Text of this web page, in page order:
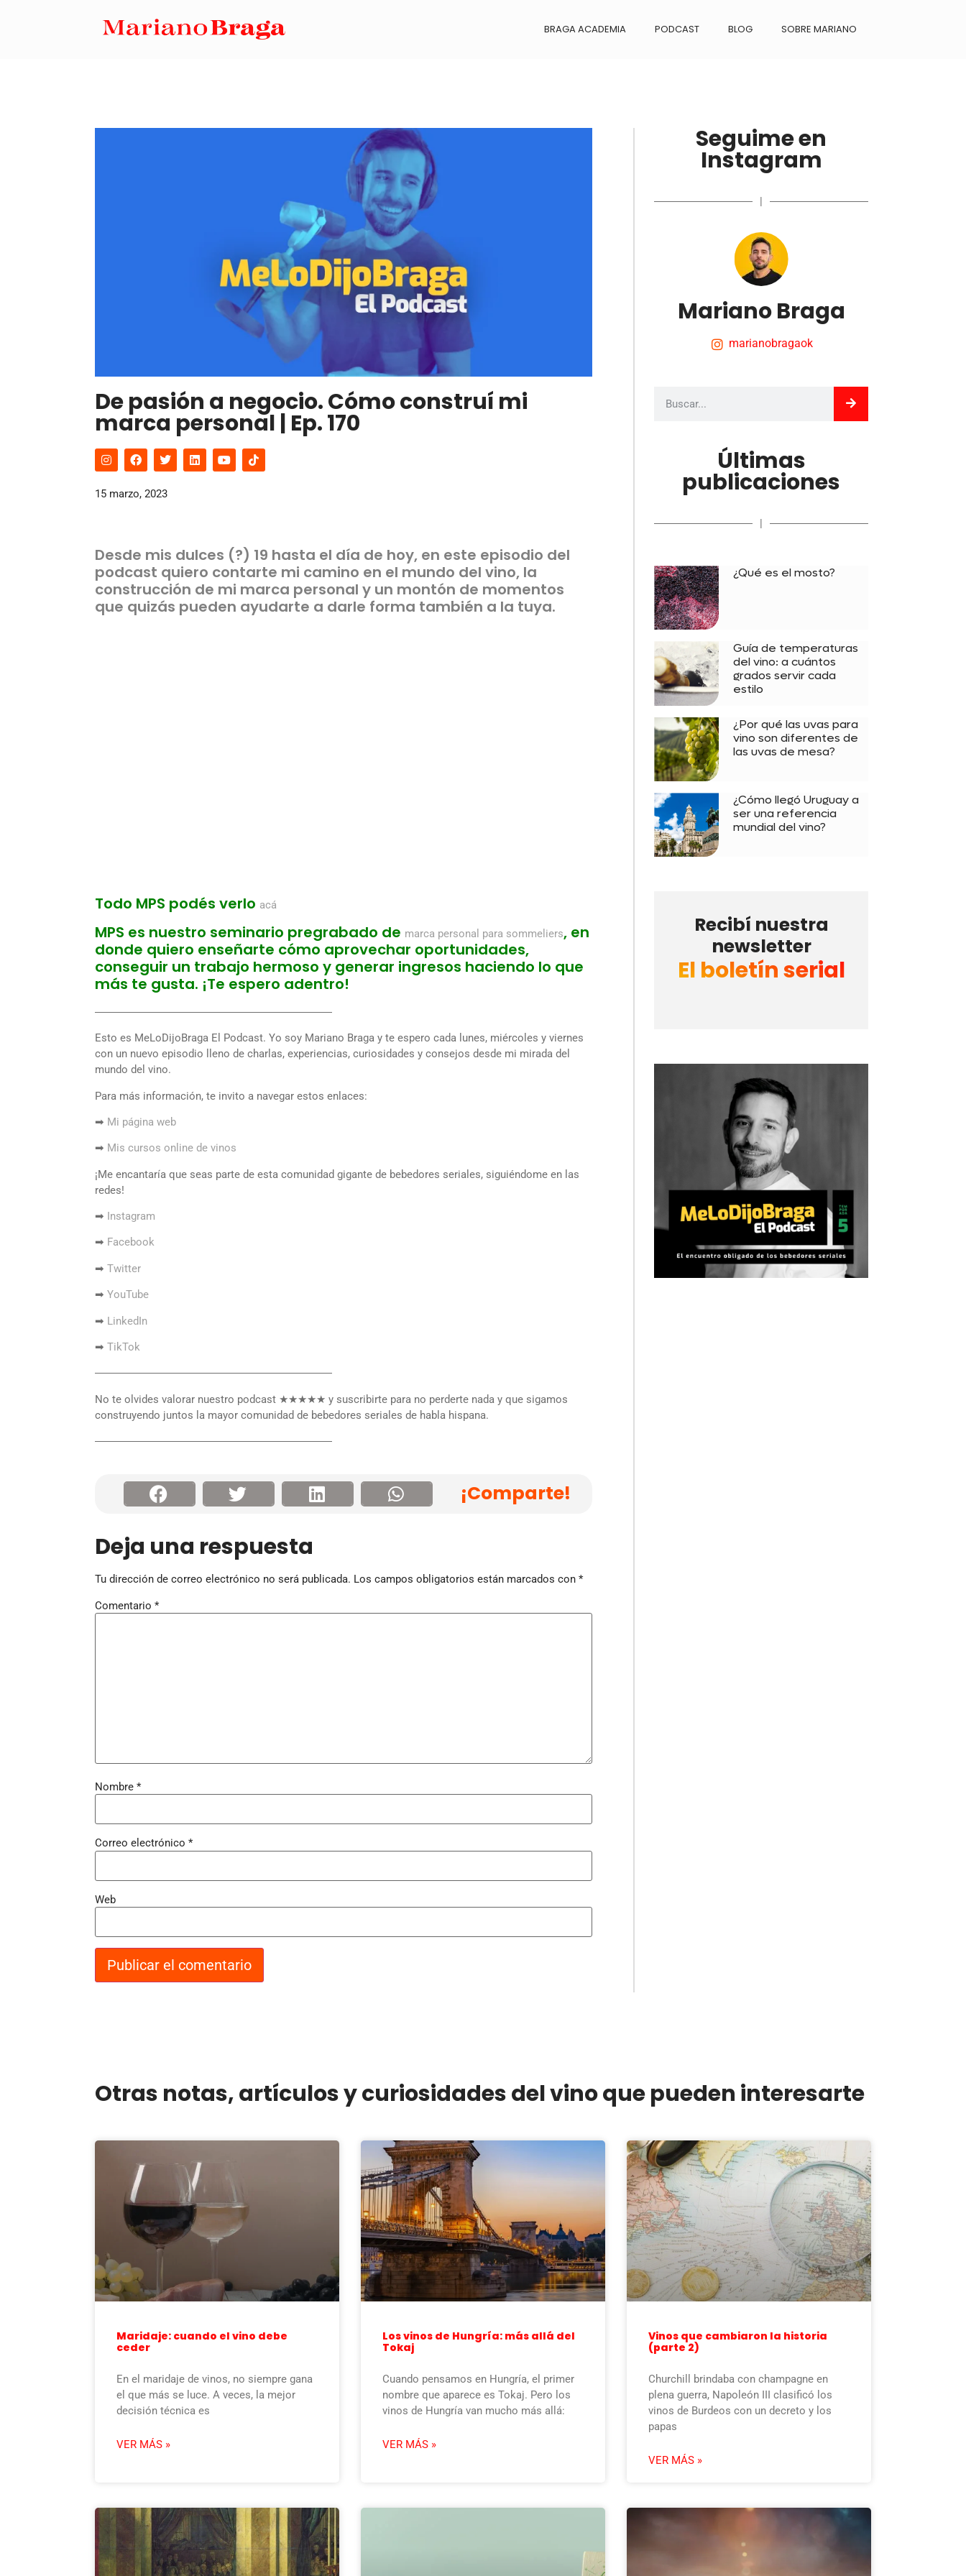
BRAGA ACADEMIA PODCAST BLOG SOBRE MARIANO
De pasión a negocio. Cómo construí mi
marca personal | Ep. 170
15 marzo, 2023
Desde mis dulces (?) 19 hasta el día de hoy, en este episodio del
podcast quiero contarte mi camino en el mundo del vino, la
construcción de mi marca personal y un montón de momentos
que quizás pueden ayudarte a darle forma también a la tuya.
Todo MPS podés verlo acá
MPS es nuestro seminario pregrabado de marca personal para sommeliers, en
donde quiero enseñarte cómo aprovechar oportunidades,
conseguir un trabajo hermoso y generar ingresos haciendo lo que
más te gusta. ¡Te espero adentro!
――――――――――――――――――――――
Esto es MeLoDijoBraga El Podcast. Yo soy Mariano Braga y te espero cada lunes, miércoles y viernes
con un nuevo episodio lleno de charlas, experiencias, curiosidades y consejos desde mi mirada del
mundo del vino.
Para más información, te invito a navegar estos enlaces:
➡ Mi página web
➡ Mis cursos online de vinos
¡Me encantaría que seas parte de esta comunidad gigante de bebedores seriales, siguiéndome en las
redes!
➡ Instagram
➡ Facebook
➡ Twitter
➡ YouTube
➡ LinkedIn
➡ TikTok
――――――――――――――――――――――
No te olvides valorar nuestro podcast ★★★★★ y suscribirte para no perderte nada y que sigamos
construyendo juntos la mayor comunidad de bebedores seriales de habla hispana.
――――――――――――――――――――――
¡Comparte!
Deja una respuesta
Tu dirección de correo electrónico no será publicada. Los campos obligatorios están marcados con *
Comentario *
Nombre *
Correo electrónico *
Web
Seguime en
Instagram
|
Mariano Braga
marianobragaok
Últimas
publicaciones
|
¿Qué es el mosto?
Guía de temperaturas
del vino: a cuántos
grados servir cada
estilo
¿Por qué las uvas para
vino son diferentes de
las uvas de mesa?
¿Cómo llegó Uruguay a
ser una referencia
mundial del vino?
Recibí nuestra
newsletter
El boletín serial
Otras notas, artículos y curiosidades del vino que pueden interesarte
Maridaje: cuando el vino debe
ceder
En el maridaje de vinos, no siempre gana
el que más se luce. A veces, la mejor
decisión técnica es
VER MÁS »
Los vinos de Hungría: más allá del
Tokaj
Cuando pensamos en Hungría, el primer
nombre que aparece es Tokaj. Pero los
vinos de Hungría van mucho más allá:
VER MÁS »
Vinos que cambiaron la historia
(parte 2)
Churchill brindaba con champagne en
plena guerra, Napoleón III clasificó los
vinos de Burdeos con un decreto y los
papas
VER MÁS »